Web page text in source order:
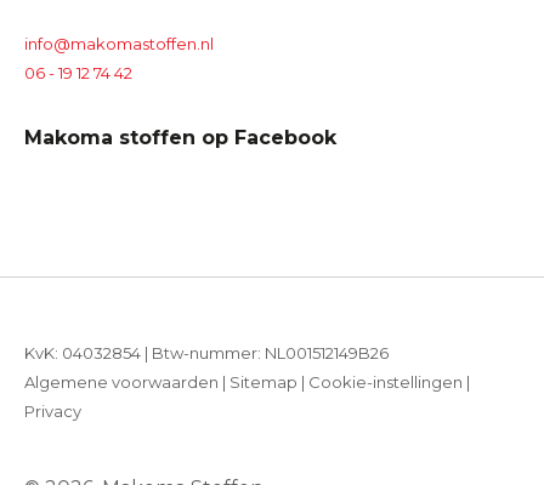
info@makomastoffen.nl
06 - 19 12 74 42
Makoma stoffen op Facebook
KvK: 04032854 | Btw-nummer: NL001512149B26
Algemene voorwaarden | Sitemap | Cookie-instellingen |
Privacy